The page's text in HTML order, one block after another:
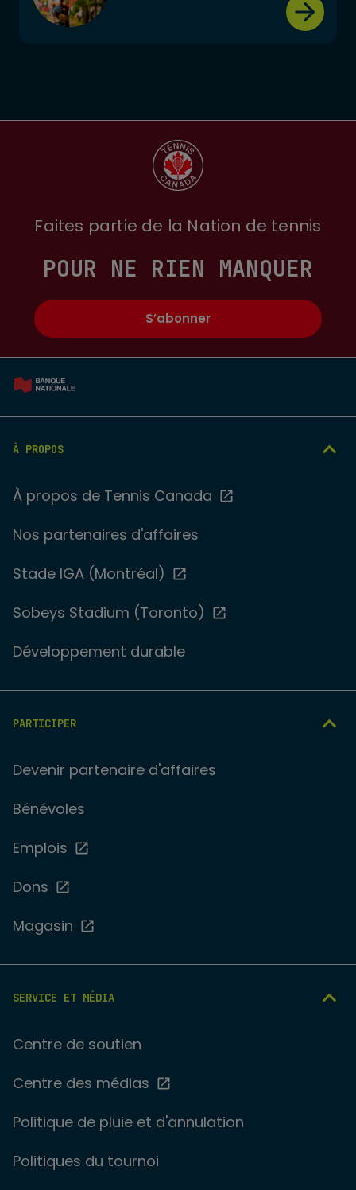
À PROPOS
À propos de Tennis Canada
Nos partenaires d'affaires
Stade IGA (Montréal)
Sobeys Stadium (Toronto)
Développement durable
PARTICIPER
Devenir partenaire d'affaires
Bénévoles
Emplois
Dons
Magasin
SERVICE ET MÉDIA
Centre de soutien
Centre des médias
Politique de pluie et d'annulation
Politiques du tournoi
Faites partie de la Nation de tennis
POUR NE RIEN MANQUER
S’abonner